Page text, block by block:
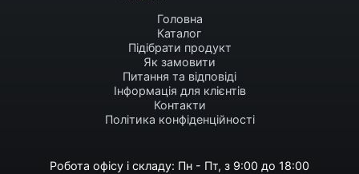
Головна
Каталог
Підібрати продукт
Як замовити
Питання та відповіді
Інформація для клієнтів
Контакти
Політика конфіденційності
Робота офісу і складу: Пн - Пт, з 9:00 до 18:00